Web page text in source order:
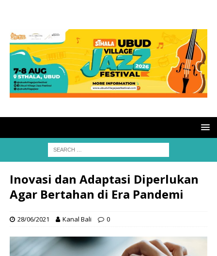
Inovasi dan Adaptasi Diperlukan
Agar Bertahan di Era Pandemi
28/06/2021 Kanal Bali 0